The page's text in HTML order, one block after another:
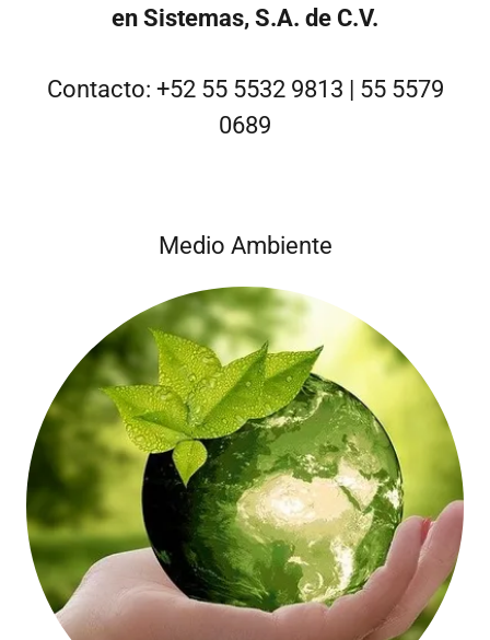
en Sistemas, S.A. de C.V.
Contacto: +52 55 5532 9813 | 55 5579
0689
Medio Ambiente